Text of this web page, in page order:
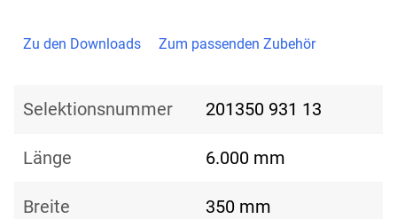
Zu den Downloads Zum passenden Zubehör
Selektionsnummer 201350 931 13
Länge 6.000 mm
Breite 350 mm